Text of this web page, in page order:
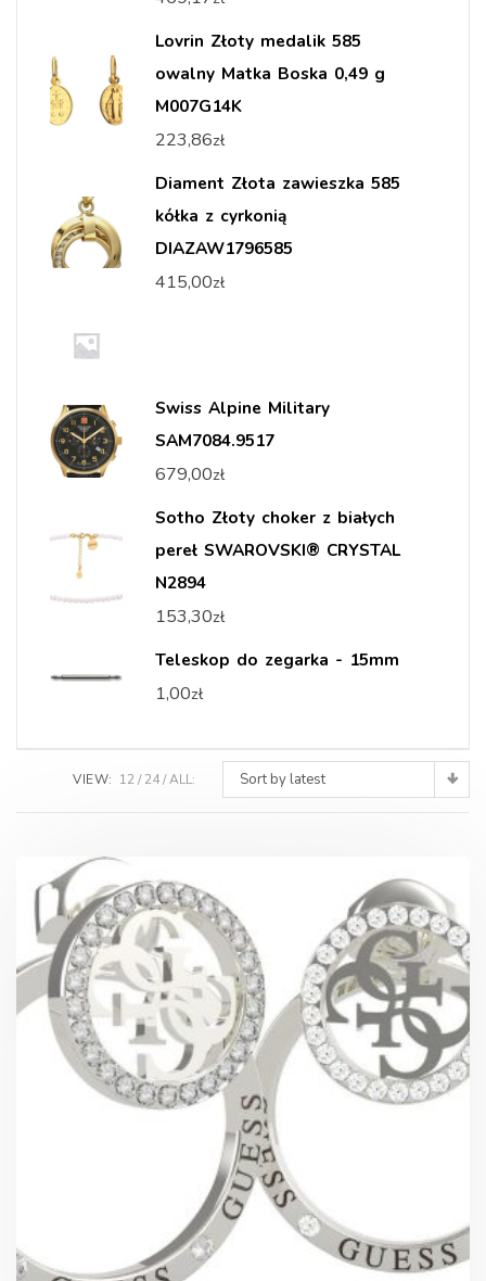
Sort by latest
VIEW: 12 24 ALL:
Lovrin Złoty medalik 585
owalny Matka Boska 0,49 g
M007G14K
223,86zł
Diament Złota zawieszka 585
kółka z cyrkonią
DIAZAW1796585
415,00zł
Swiss Alpine Military
SAM7084.9517
679,00zł
Sotho Złoty choker z białych
pereł SWAROVSKI® CRYSTAL
N2894
153,30zł
Teleskop do zegarka - 15mm
1,00zł